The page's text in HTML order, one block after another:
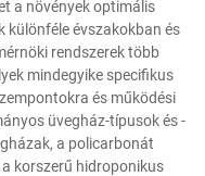
a növények optimális
különféle évszakokban és
rendszerek több
mindegyike specifikus
és működési
üvegház-típusok és -
a policarbonát
korszerű hidroponikus